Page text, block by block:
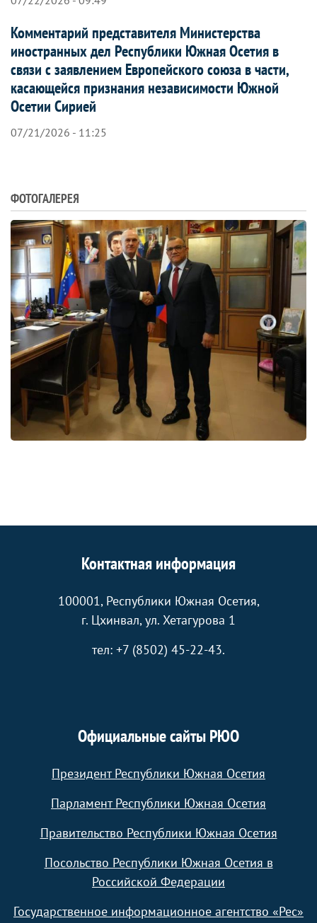
Комментарий представителя Министерства
иностранных дел Республики Южная Осетия в
связи с заявлением Европейского союза в части,
касающейся признания независимости Южной
Осетии Сирией
07/21/2026 - 11:25
ФОТОГАЛЕРЕЯ
Контактная информация
100001, Республики Южная Осетия,
г. Цхинвал, ул. Хетагурова 1
тел: +7 (8502) 45-22-43.
Официальные сайты РЮО
Президент Республики Южная Осетия
Парламент Республики Южная Осетия
Правительство Республики Южная Осетия
Посольство Республики Южная Осетия в
Российской Федерации
Государственное информационное агентство «Рес»